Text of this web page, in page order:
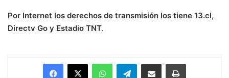
Por Internet los derechos de transmisión los tiene 13.cl,
Directv Go y Estadio TNT.
Facebook
X WhatsAppTelegramEnviar vía email Imprimir